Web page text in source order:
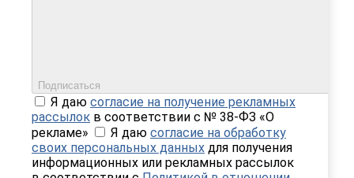
Подписаться
Я даю согласие на получение рекламных
рассылок в соответствии с № 38-ФЗ «О
рекламе»
Я даю согласие на обработку
своих персональных данных для получения
информационных или рекламных рассылок